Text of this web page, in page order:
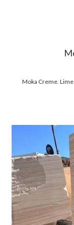
Moka Creme.